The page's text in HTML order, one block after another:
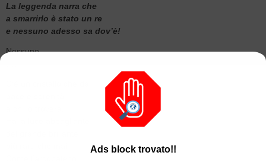
La leggenda narra che
a smarrirlo è stato un re
e nessuno adesso sa dov’è!
Nessuno.
Ads block trovato!!